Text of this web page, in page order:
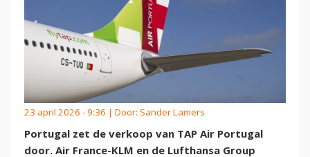
23 april 2026 - 9:36 | Door: Sander Lamers
Portugal zet de verkoop van TAP Air Portugal
door. Air France-KLM en de Lufthansa Group